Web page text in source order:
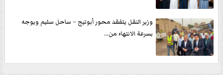
وزير النقل يتفقد محور أبوتيج – ساحل سليم ويوجه
بسرعة الانتهاء من...